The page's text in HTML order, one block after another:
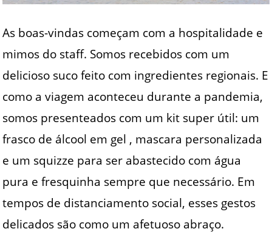
As boas-vindas começam com a hospitalidade e
mimos do staff. Somos recebidos com um
delicioso suco feito com ingredientes regionais. E
como a viagem aconteceu durante a pandemia,
somos presenteados com um kit super útil: um
frasco de álcool em gel , mascara personalizada
e um squizze para ser abastecido com água
pura e fresquinha sempre que necessário. Em
tempos de distanciamento social, esses gestos
delicados são como um afetuoso abraço.